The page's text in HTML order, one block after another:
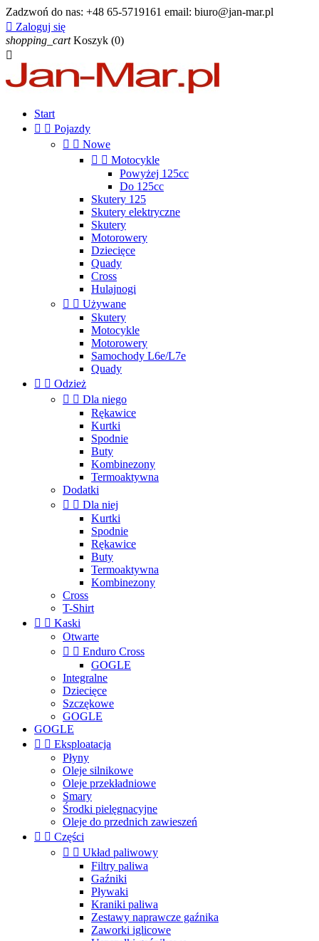
Zadzwoń do nas: +48 65-5719161 email: biuro@jan-mar.pl
 Zaloguj się
shopping_cart Koszyk (0)

Start
  Pojazdy
  Nowe
  Motocykle
Powyżej 125cc
Do 125cc
Skutery 125
Skutery elektryczne
Skutery
Motorowery
Dziecięce
Quady
Cross
Hulajnogi
  Używane
Skutery
Motocykle
Motorowery
Samochody L6e/L7e
Quady
  Odzież
  Dla niego
Rękawice
Kurtki
Spodnie
Buty
Kombinezony
Termoaktywna
Dodatki
  Dla niej
Kurtki
Spodnie
Rękawice
Buty
Termoaktywna
Kombinezony
Cross
T-Shirt
  Kaski
Otwarte
  Enduro Cross
GOGLE
Integralne
Dziecięce
Szczękowe
GOGLE
GOGLE
  Eksploatacja
Płyny
Oleje silnikowe
Oleje przekładniowe
Smary
Środki pielęgnacyjne
Oleje do przednich zawieszeń
  Części
  Układ paliwowy
Filtry paliwa
Gaźniki
Pływaki
Kraniki paliwa
Zestawy naprawcze gaźnika
Zaworki iglicowe